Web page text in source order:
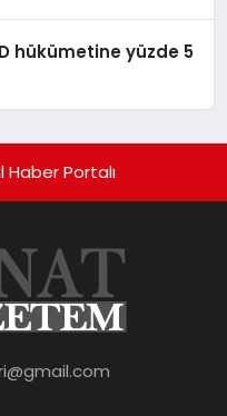
hükümetine yüzde 5
Portalı